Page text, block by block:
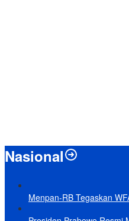
Nasional
Menpan-RB Tegaskan